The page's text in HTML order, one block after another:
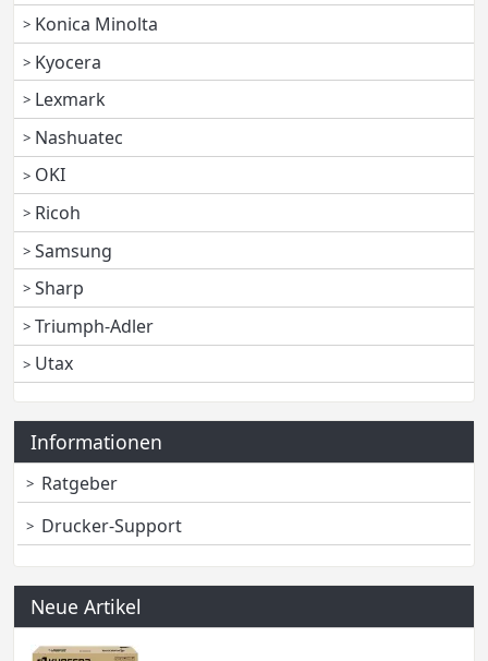
Konica Minolta
Kyocera
Lexmark
Nashuatec
OKI
Ricoh
Samsung
Sharp
Triumph-Adler
Utax
Informationen
Ratgeber
Drucker-Support
Neue Artikel